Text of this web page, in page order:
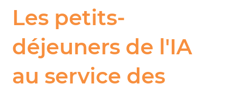
Les petits-
déjeuners de l'IA
au service des